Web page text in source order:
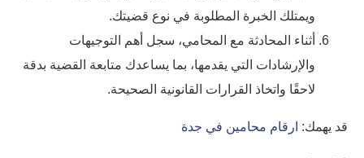
ويمتلك الخبرة المطلوبة في نوع قضيتك.
أثناء المحادثة مع المحامي، سجل أهم التوجيهات
والإرشادات التي يقدمها، بما يساعدك متابعة القضية بدقة
لاحقًا واتخاذ القرارات القانونية الصحيحة.
قد يهمك: ارقام محامين في جدة